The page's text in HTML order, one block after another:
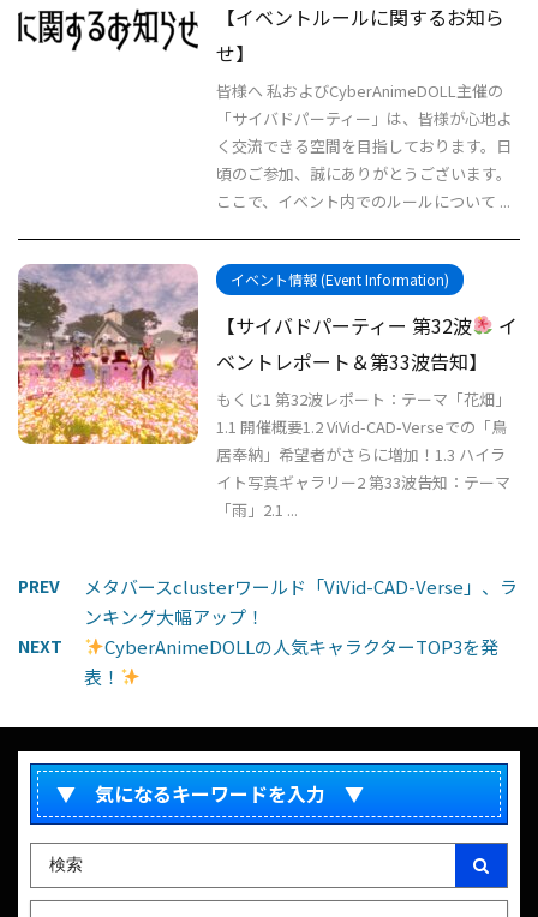
【イベントルールに関するお知ら
せ】
皆様へ 私およびCyberAnimeDOLL主催の
「サイバドパーティー」は、皆様が心地よ
く交流できる空間を目指しております。日
頃のご参加、誠にありがとうございます。
ここで、イベント内でのルールについて ...
イベント情報 (Event Information)
【サイバドパーティー 第32波
イ
ベントレポート＆第33波告知】
もくじ1 第32波レポート：テーマ「花畑」
1.1 開催概要1.2 ViVid-CAD-Verseでの「鳥
居奉納」希望者がさらに増加！1.3 ハイラ
イト写真ギャラリー2 第33波告知：テーマ
「雨」2.1 ...
PREV
メタバースclusterワールド「ViVid-CAD-Verse」、ラ
ンキング大幅アップ！
NEXT
CyberAnimeDOLLの人気キャラクターTOP3を発
表！
▼ 気になるキーワードを入力 ▼